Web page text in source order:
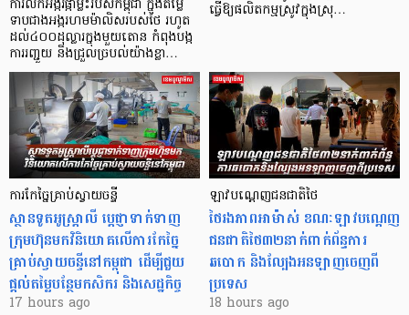
ការលក់អង្ករផ្កាម្លិះរបស់កម្ពុជា ក្នុងតម្លៃ
ទាបជាងអង្ករហមម៉ាលិសរបស់ថៃ រហូត
ដល់៤០០ដុល្លារក្នុងមួយតោន កំពុងបង្ក
ការរញ្ជួយ និងជ្រួលច្របល់យ៉ាងខ្លា…
ធ្វើឱ្យផលិតកម្មស្រូវក្នុងស្រុ…
ការកែច្នៃគ្រាប់ស្វាយចន្ទី
ស្ថានទូតអូស្ត្រាលី ប្តេជ្ញាទាក់ទាញ
ក្រុមហ៊ុនមក​វិនិយោគលើការកែច្នៃ
គ្រាប់ស្វាយចន្ទីនៅកម្ពុជា ដើម្បីជួយ
ផ្តល់តម្លៃបន្ថែមកសិករ និងសេដ្ឋកិច្ច
17 hours ago
ឡាវបណ្តេញជនជាតិថៃ
ថៃរងភាពអាម៉ាស់ ខណៈឡាវបណ្តេញ
ជនជាតិថៃ៣២នាក់ពាក់ព័ន្ធការ
ឆបោក និងល្បែងអនឡាញចេញពី
ប្រទេស
18 hours ago